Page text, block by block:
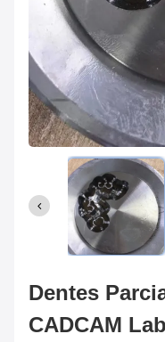
Dentes
CADCAM